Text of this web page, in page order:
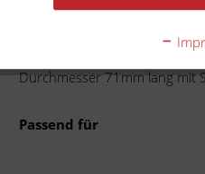
Durchmesser 71mm lang mit
Passend für